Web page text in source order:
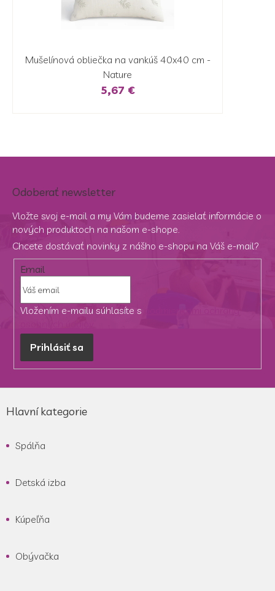
Mušelínová obliečka na vankúš 40x40 cm -
Nature
5,67 €
Odoberať newsletter
Vložte svoj e-mail a my Vám budeme zasielať informácie o
nových produktoch na našom e-shope.
Chcete dostávať novinky z nášho e-shopu na Váš e-mail?
Email
Vložením e-mailu súhlasíte s
Prihlásiť sa
Hlavní kategorie
Spálňa
Detská izba
Kúpeľňa
Obývačka